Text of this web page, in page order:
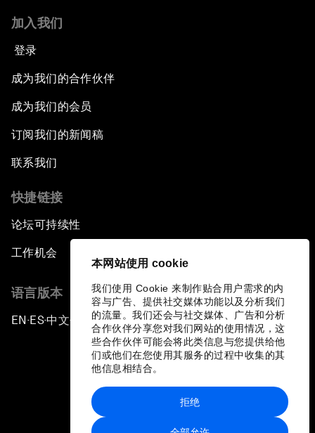
本网站使用 cookie
我们使用 Cookie 来制作贴合用户需求的内
容与广告、提供社交媒体功能以及分析我们
的流量。我们还会与社交媒体、广告和分析
合作伙伴分享您对我们网站的使用情况，这
些合作伙伴可能会将此类信息与您提供给他
们或他们在您使用其服务的过程中收集的其
他信息相结合。
拒绝
加入我们
登录
成为我们的合作伙伴
成为我们的会员
订阅我们的新闻稿
联系我们
快捷链接
论坛可持续性
工作机会
语言版本
EN ▪ES▪中文▪ 日本語